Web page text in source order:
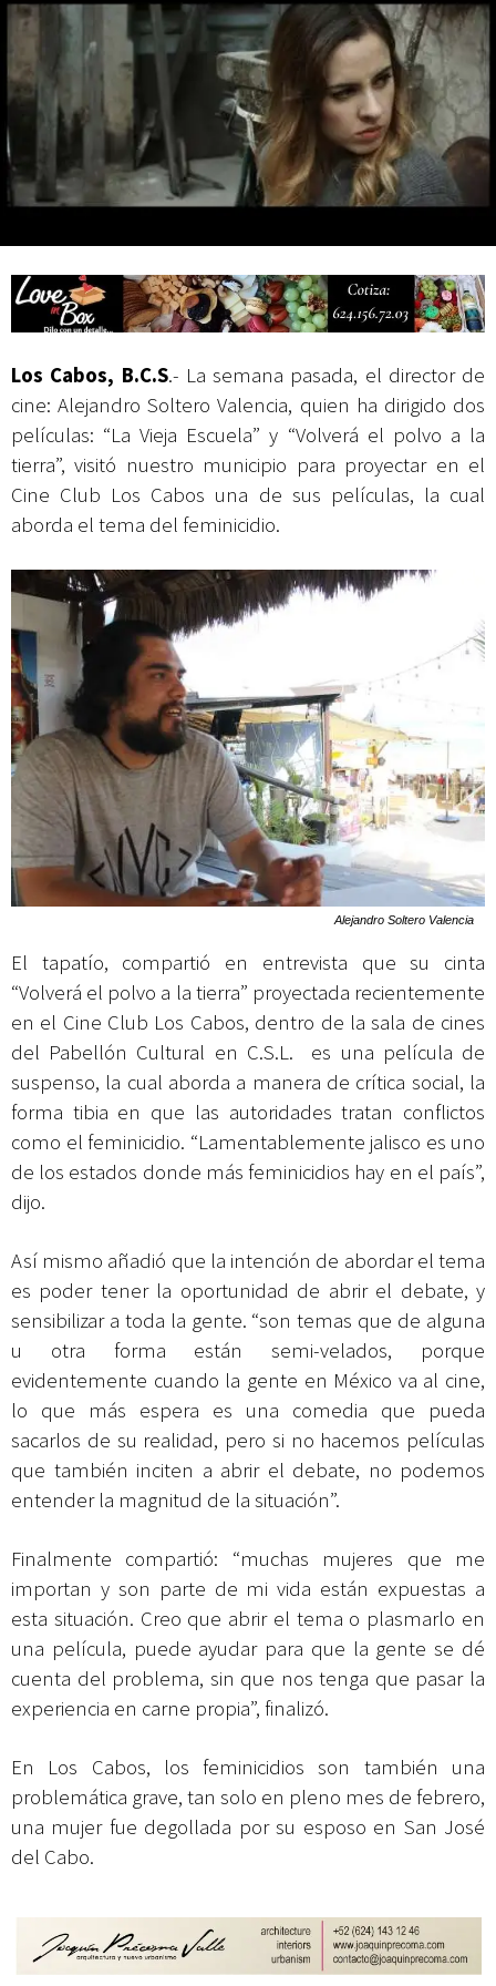
actividades de acceso libre
Los Cabos, B.C.S.- La semana pasada, el director de
cine: Alejandro Soltero Valencia, quien ha dirigido dos
películas: “La Vieja Escuela” y “Volverá el polvo a la
tierra”, visitó nuestro municipio para proyectar en el
Cine Club Los Cabos una de sus películas, la cual
aborda el tema del feminicidio.
Alejandro Soltero Valencia
El tapatío, compartió en entrevista que su cinta
“Volverá el polvo a la tierra” proyectada recientemente
en el Cine Club Los Cabos, dentro de la sala de cines
del Pabellón Cultural en C.S.L. es una película de
suspenso, la cual aborda a manera de crítica social, la
forma tibia en que las autoridades tratan conflictos
como el feminicidio. “Lamentablemente jalisco es uno
de los estados donde más feminicidios hay en el país”,
dijo.
Así mismo añadió que la intención de abordar el tema
es poder tener la oportunidad de abrir el debate, y
sensibilizar a toda la gente. “son temas que de alguna
u otra forma están semi-velados, porque
evidentemente cuando la gente en México va al cine,
lo que más espera es una comedia que pueda
sacarlos de su realidad, pero si no hacemos películas
que también inciten a abrir el debate, no podemos
entender la magnitud de la situación”.
Finalmente compartió: “muchas mujeres que me
importan y son parte de mi vida están expuestas a
esta situación. Creo que abrir el tema o plasmarlo en
una película, puede ayudar para que la gente se dé
cuenta del problema, sin que nos tenga que pasar la
experiencia en carne propia”, finalizó.
En Los Cabos, los feminicidios son también una
problemática grave, tan solo en pleno mes de febrero,
una mujer fue degollada por su esposo en San José
del Cabo.